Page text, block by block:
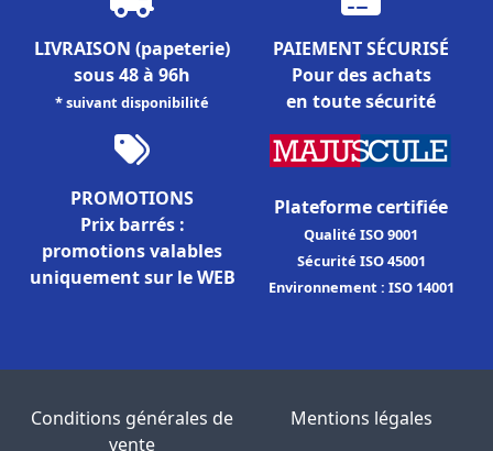
LIVRAISON (papeterie)
sous 48 à 96h
* suivant disponibilité
PAIEMENT SÉCURISÉ
Pour des achats
en toute sécurité
PROMOTIONS
Prix barrés :
promotions valables
uniquement sur le WEB
Plateforme certifiée
Qualité ISO 9001
Sécurité ISO 45001
Environnement : ISO 14001
Conditions générales de
vente
Mentions légales